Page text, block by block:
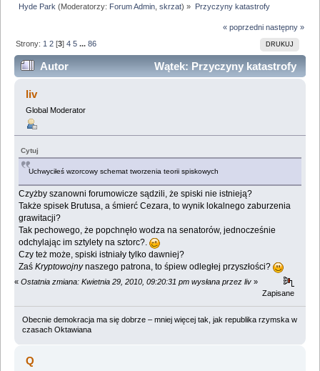
Hyde Park (Moderatorzy: Forum Admin ,skrzat) » Przyczyny katastrofy
« poprzedni następny »
DRUKUJ
Strony: 1 2 [3]4 5 ...86
Autor
Wątek: Przyczyny katastrofy
(Przeczytany 1766948 razy)
liv
Global Moderator
Cytuj
Uchwyciłeś wzorcowy schemat tworzenia teorii spiskowych
Czyżby szanowni forumowicze sądzili, że spiski nie istnieją?
Także spisek Brutusa, a śmierć Cezara, to wynik lokalnego zaburzenia
grawitacji?
Tak pechowego, że popchnęło wodza na senatorów, jednocześnie
odchylając im sztylety na sztorc?.
Czy też może, spiski istniały tylko dawniej?
ZaśKryptowojnynaszego patrona, to śpiew odległej przyszłości?
« Ostatnia zmiana: Kwietnia 29, 2010, 09:20:31 pm wysłana przez liv »
Zapisane
Obecnie demokracja ma się dobrze – mniej więcej tak, jak republika rzymska w
czasach Oktawiana
Q